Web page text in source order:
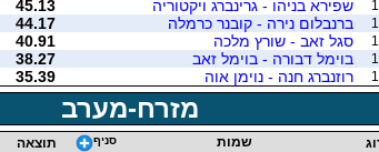
שפירא בניהו - גרינברג ויקטוריה 45.13
ברנבלום נירה - קובנר כרמלה 44.17
סגל זאב - שורץ מלכה 40.91
בוימל דבורה - בוימל זאב 38.27
רוזנברג חנה - נוימן אוה 35.39
מזרח-מערב
שמות סניף תוצאה